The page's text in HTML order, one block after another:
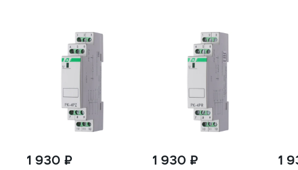
1 930 ₽ 1 930 ₽ 1